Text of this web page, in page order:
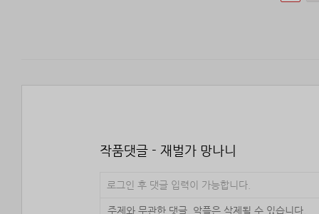
작품댓글 - 재벌가 망나니
로그인 후 댓글 입력이 가능합니다.